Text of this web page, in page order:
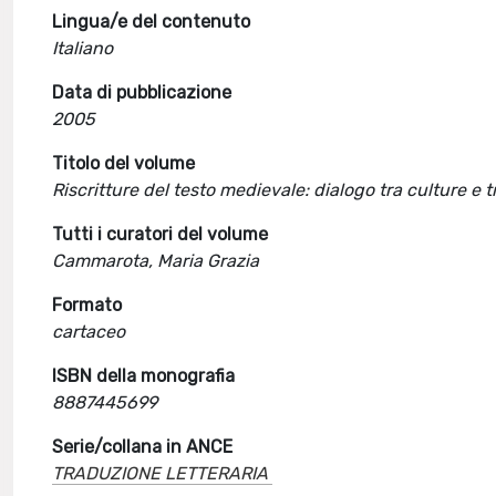
Lingua/e del contenuto
Italiano
Data di pubblicazione
2005
Titolo del volume
Riscritture del testo medievale: dialogo tra culture e
Tutti i curatori del volume
Cammarota, Maria Grazia
Formato
cartaceo
ISBN della monografia
8887445699
Serie/collana in ANCE
TRADUZIONE LETTERARIA